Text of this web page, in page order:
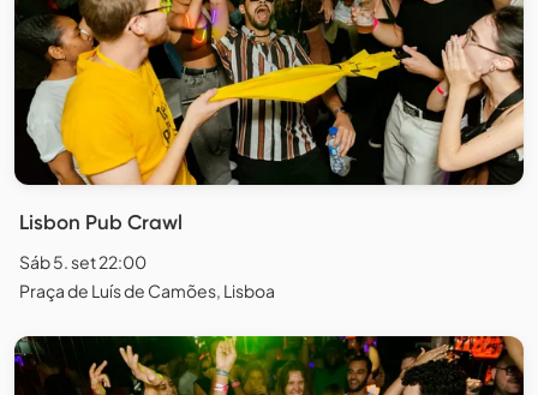
Lisbon Pub Crawl
Sáb 5. set 22:00
Praça de Luís de Camões, Lisboa